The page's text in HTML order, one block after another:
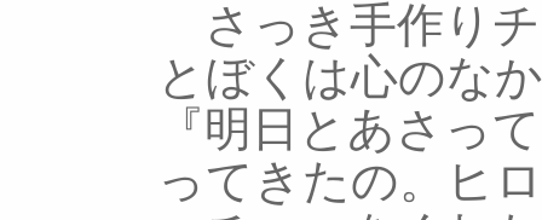
さっき手作り
とぼくは心のな
『明日とあさっ
ってきたの。ヒ